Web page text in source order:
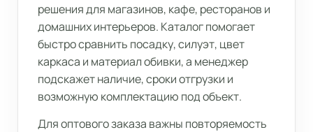
решения для магазинов, кафе, ресторанов и
домашних интерьеров. Каталог помогает
быстро сравнить посадку, силуэт, цвет
каркаса и материал обивки, а менеджер
подскажет наличие, сроки отгрузки и
возможную комплектацию под объект.
Для оптового заказа важны повторяемость